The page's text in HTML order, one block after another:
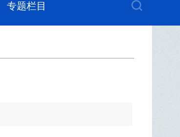
专题栏目